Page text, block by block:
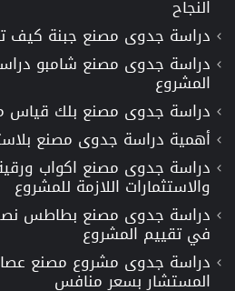
النجاح
دراسة جدوى مصنع جبنة كيف
دراسة جدوى مصنع شامبو
المشروع
دراسة جدوى مصنع بلك قياس
أهمية دراسة جدوى مصنع
دراسة جدوى مصنع اكواب
والاستثمارات اللازمة للمشروع
دراسة جدوى مصنع بطاطس
في تقييم المشروع
دراسة جدوى مشروع مصنع
المستشار بسعر منافس